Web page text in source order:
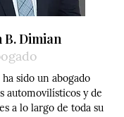
B. Dimian
sido un abogado
automovilísticos y de
a lo largo de toda su